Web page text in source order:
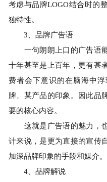
考虑与品牌LOGO结合时的
独特性。
3、品牌广告语
一句朗朗上口的广告语能
十年甚至是上百年，更有甚
费者会下意识的在脑海中
牌、某产品的印象。因此品
要的核心内容。
这就是广告语的魅力，也
计来说，是更为直接的宣传
加深品牌印象的手段和媒介。
4、品牌解说